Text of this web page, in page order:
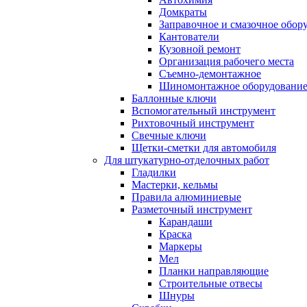
Домкраты
Заправочное и смазочное
Кантователи
Кузовной ремонт
Организация рабочего места
Съемно-демонтажное
Шиномонтажное оборудование
Баллонные ключи
Вспомогательный инструмент
Рихтовочный инструмент
Свечные ключи
Щетки-сметки для автомобиля
Для штукатурно-отделочных работ
Гладилки
Мастерки, кельмы
Правила алюминиевые
Разметочный инструмент
Карандаши
Краска
Маркеры
Мел
Планки направляющие
Строительные отвесы
Шнуры